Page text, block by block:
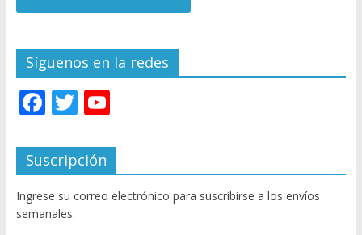
Síguenos en la redes
F
e
b
o
T
itt
er
Y
u
T
u
Suscripción
Ingrese su correo electrónico para suscribirse a los envíos
semanales.